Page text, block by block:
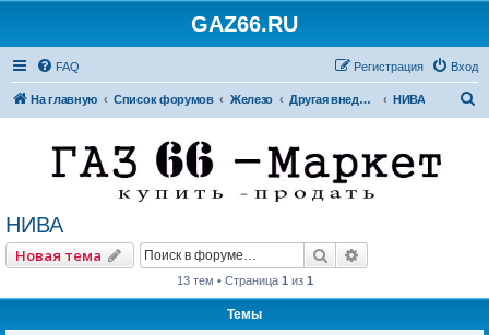
GAZ66.RU
FAQ Вход
Регистрация
На главную Список форумов Железо Другая внедорожная техника НИВА
НИВА
Новая тема Поиск
13 тем • Страница 1 из 1
Темы